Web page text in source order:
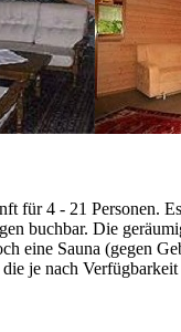
für 4 - 21 Personen.
buchbar. Die
eine Sauna (gegen
je nach